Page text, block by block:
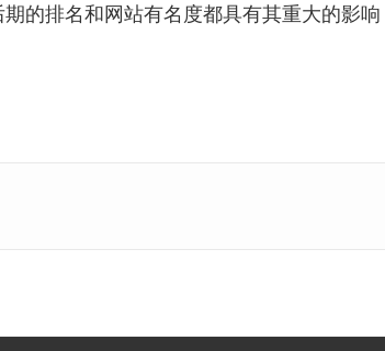
的排名和网站有名度都具有其重大的影响